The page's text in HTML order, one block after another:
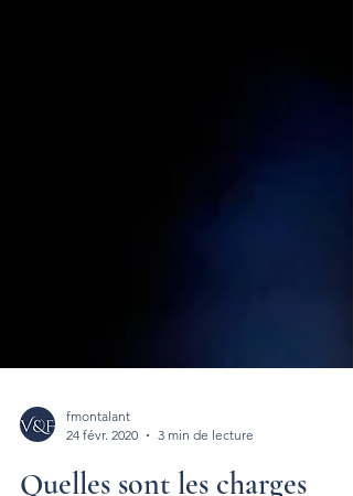
24 févr. 2020
3 min de lecture